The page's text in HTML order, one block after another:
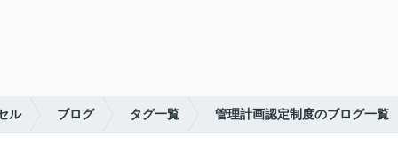
ル ブログ タグ一覧 管理計画認定制度のブログ一覧